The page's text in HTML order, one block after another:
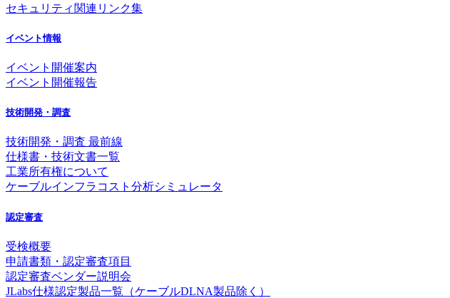
セキュリティ関連リンク集
イベント情報
イベント開催案内
イベント開催報告
技術開発・調査
技術開発・調査 最前線
仕様書・技術文書一覧
工業所有権について
ケーブルインフラコスト分析シミュレータ
認定審査
受検概要
申請書類・認定審査項目
認定審査ベンダー説明会
JLabs仕様認定製品一覧（ケーブルDLNA製品除く）